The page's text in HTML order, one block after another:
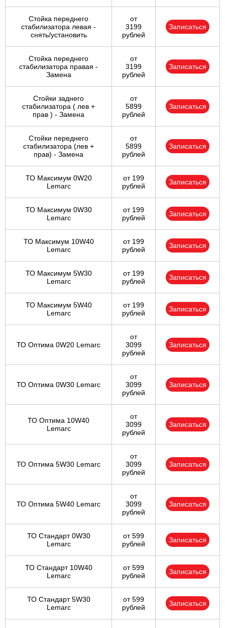
Стойка переднего
стабилизатора левая -
снять/установить
от
3199
рублей
Записаться
Стойка переднего
стабилизатора правая -
Замена
от
3199
рублей
Записаться
Стойки заднего
стабилизатора ( лев +
прав ) - Замена
от
5899
рублей
Записаться
Стойки переднего
стабилизатора (лев +
прав) - Замена
от
5899
рублей
Записаться
ТО Максимум 0W20
Lemarc
от 199
рублей
Записаться
ТО Максимум 0W30
Lemarc
от 199
рублей
Записаться
ТО Максимум 10W40
Lemarc
от 199
рублей
Записаться
ТО Максимум 5W30
Lemarc
от 199
рублей
Записаться
ТО Максимум 5W40
Lemarc
от 199
рублей
Записаться
ТО Оптима 0W20 Lemarc
от
3099
рублей
Записаться
ТО Оптима 0W30 Lemarc
от
3099
рублей
Записаться
ТО Оптима 10W40
Lemarc
от
3099
рублей
Записаться
ТО Оптима 5W30 Lemarc
от
3099
рублей
Записаться
ТО Оптима 5W40 Lemarc
от
3099
рублей
Записаться
ТО Стандарт 0W30
Lemarc
от 599
рублей
Записаться
ТО Стандарт 10W40
Lemarc
от 599
рублей
Записаться
ТО Стандарт 5W30
Lemarc
от 599
рублей
Записаться